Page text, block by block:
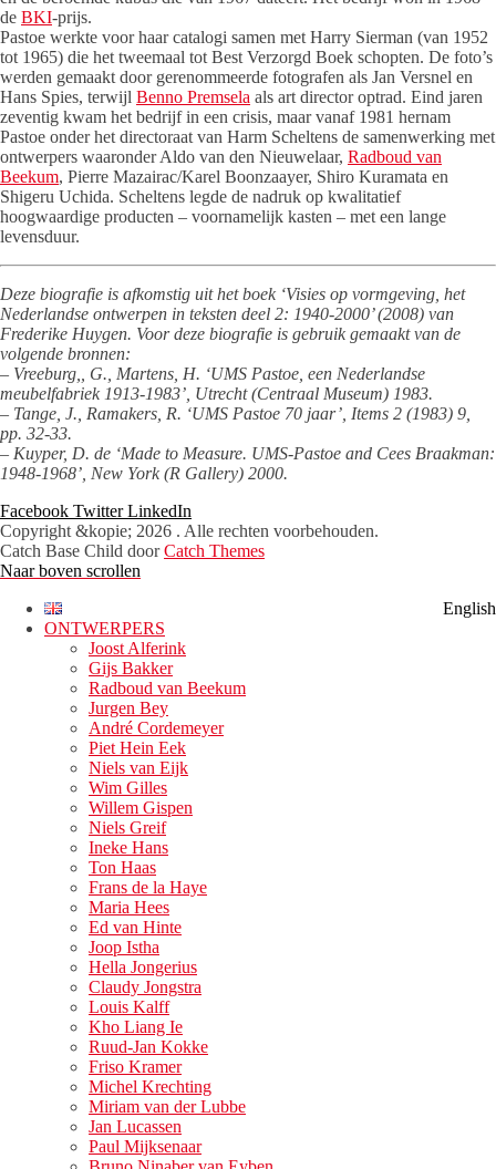
de BKI-prijs.
Pastoe werkte voor haar catalogi samen met Harry Sierman (van 1952
tot 1965) die het tweemaal tot Best Verzorgd Boek schopten. De foto’s
werden gemaakt door gerenommeerde fotografen als Jan Versnel en
Hans Spies, terwijl Benno Premsela als art director optrad. Eind jaren
zeventig kwam het bedrijf in een crisis, maar vanaf 1981 hernam
Pastoe onder het directoraat van Harm Scheltens de samenwerking met
ontwerpers waaronder Aldo van den Nieuwelaar, Radboud van
Beekum, Pierre Mazairac/Karel Boonzaayer, Shiro Kuramata en
Shigeru Uchida. Scheltens legde de nadruk op kwalitatief
hoogwaardige producten – voornamelijk kasten – met een lange
levensduur.
Deze biografie is afkomstig uit het boek ‘Visies op vormgeving, het
Nederlandse ontwerpen in teksten deel 2: 1940-2000’ (2008) van
Frederike Huygen. Voor deze biografie is gebruik gemaakt van de
volgende bronnen:
– Vreeburg,, G., Martens, H. ‘UMS Pastoe, een Nederlandse
meubelfabriek 1913-1983’, Utrecht (Centraal Museum) 1983.
– Tange, J., Ramakers, R. ‘UMS Pastoe 70 jaar’, Items 2 (1983) 9,
pp. 32-33.
– Kuyper, D. de ‘Made to Measure. UMS-Pastoe and Cees Braakman:
1948-1968’, New York (R Gallery) 2000.
Facebook Twitter LinkedIn
Copyright &kopie; 2026 . Alle rechten voorbehouden.
Catch Base Child doorCatch Themes
Naar boven scrollen
English
ONTWERPERS
Joost Alferink
Gijs Bakker
Radboud van Beekum
Jurgen Bey
André Cordemeyer
Piet Hein Eek
Niels van Eijk
Wim Gilles
Willem Gispen
Niels Greif
Ineke Hans
Ton Haas
Frans de la Haye
Maria Hees
Ed van Hinte
Joop Istha
Hella Jongerius
Claudy Jongstra
Louis Kalff
Kho Liang Ie
Ruud-Jan Kokke
Friso Kramer
Michel Krechting
Miriam van der Lubbe
Jan Lucassen
Paul Mijksenaar